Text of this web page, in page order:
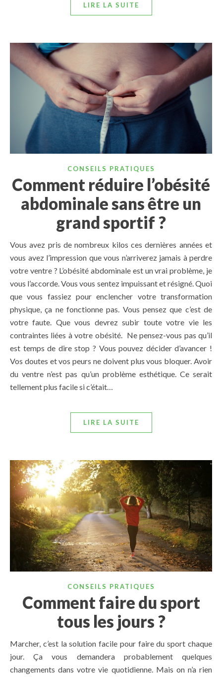
LIRE LA SUITE
CONSEILS PRATIQUES
Comment réduire l’obésité
abdominale sans être un
grand sportif ?
Vous avez pris de nombreux kilos ces dernières années et
vous avez l’impression que vous n’arriverez jamais à perdre
votre ventre ? L’obésité abdominale est un vrai problème, je
vous l’accorde. Vous vous sentez impuissant et résigné. Quoi
que vous fassiez pour enclencher votre transformation
physique, ça ne fonctionne pas. Vous pensez que c’est de
votre faute. Que vous devrez subir toute votre vie les
contraintes liées à votre obésité. Ne pensez-vous pas qu’il
est temps de dire stop ? Vous pouvez décider d’avancer !
Vos doutes et vos peurs ne doivent plus vous bloquer. Avoir
du ventre n’est pas qu’un problème esthétique. Ce serait
tellement plus facile si c’était…
LIRE LA SUITE
CONSEILS PRATIQUES
Comment faire du sport
tous les jours ?
Marcher, c’est la solution facile pour faire du sport chaque
jour. Ça vous demandera probablement quelques
changements dans votre vie quotidienne. Mais on n’a rien